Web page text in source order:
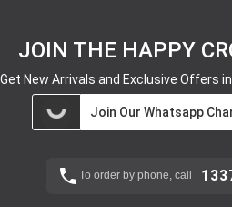
JOIN THE HAPPY
Get New Arrivals and Exclusive Offers
Join Our Whatsapp
To order by phone, call